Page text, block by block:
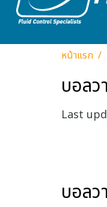
หน้าแรก
บอล
Last
บอลว